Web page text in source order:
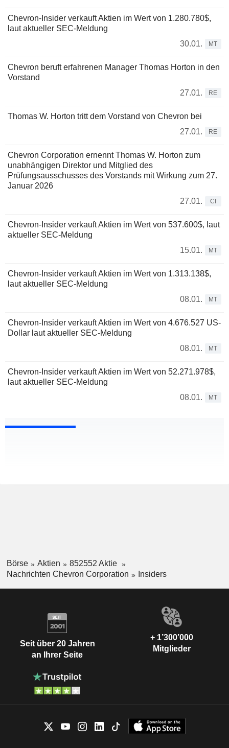
Chevron-Insider verkauft Aktien im Wert von 1.280.780$,
laut aktueller SEC-Meldung
30.01.
MT
Chevron beruft erfahrenen Manager Thomas Horton in den
Vorstand
27.01.
RE
Thomas W. Horton tritt dem Vorstand von Chevron bei
27.01.
RE
Chevron Corporation ernennt Thomas W. Horton zum
unabhängigen Direktor und Mitglied des
Prüfungsausschusses des Vorstands mit Wirkung zum 27.
Januar 2026
27.01.
CI
Chevron-Insider verkauft Aktien im Wert von 537.600$, laut
aktueller SEC-Meldung
15.01.
MT
Chevron-Insider verkauft Aktien im Wert von 1.313.138$,
laut aktueller SEC-Meldung
08.01.
MT
Chevron-Insider verkauft Aktien im Wert von 4.676.527 US-
Dollar laut aktueller SEC-Meldung
08.01.
MT
Chevron-Insider verkauft Aktien im Wert von 52.271.978$,
laut aktueller SEC-Meldung
08.01.
MT
Börse Aktien
852552 Aktie
Nachrichten Chevron Corporation
Insiders
Seit über 20 Jahren
an Ihrer Seite
+ 1’300’000
Mitglieder